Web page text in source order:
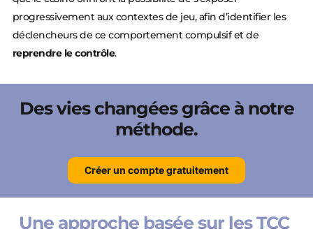
progressivement aux contextes de jeu, afin d’identifier les
déclencheurs de ce comportement compulsif et de
reprendre le contrôle.
Des vies changées grâce à notre
méthode.
Créer un compte gratuitement
Une approche basée sur les TCC